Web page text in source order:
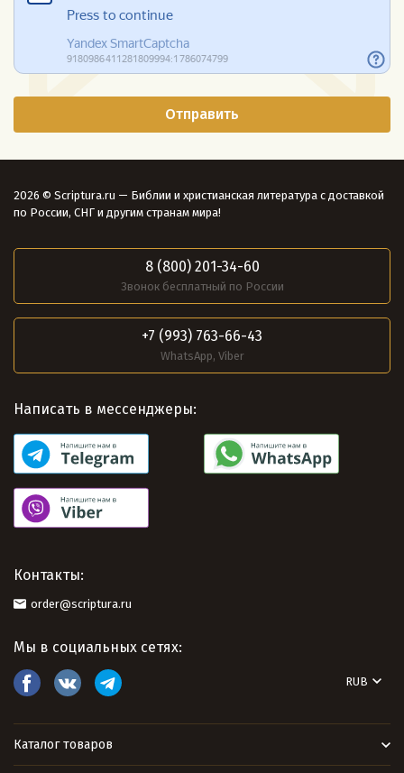
2026 © Scriptura.ru — Библии и христианская литература с доставкой
по России, СНГ и другим странам мира!
8 (800) 201-34-60
Звонок бесплатный по России
+7 (993) 763-66-43
WhatsApp, Viber
Написать в мессенджеры:
Контакты:
order@scriptura.ru
Мы в социальных сетях:
RUB
Каталог товаров